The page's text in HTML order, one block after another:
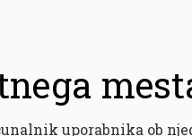
uporabnika ob